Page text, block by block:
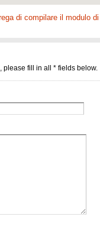
di compilare il modulo